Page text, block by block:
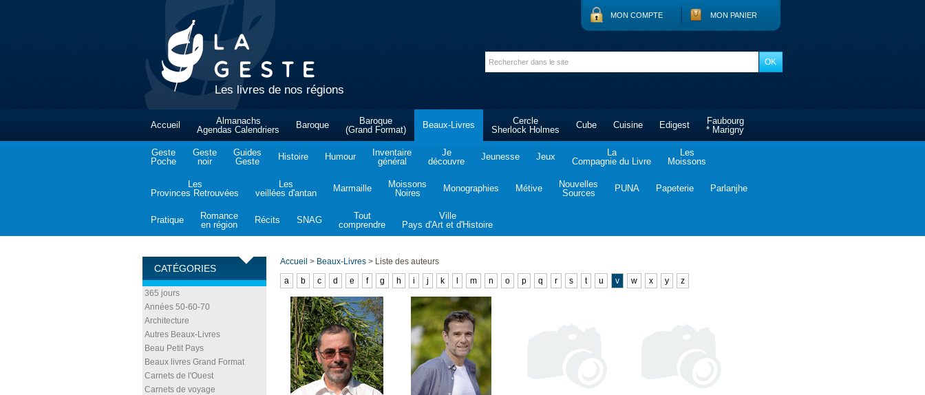
Les livres de nos régions
MON COMPTE MON PANIER
Accueil
Almanachs
Agendas Calendriers
Baroque
Baroque
(Grand Format)
Beaux-Livres
Cercle
Sherlock Holmes
Cube Cuisine Edigest
Faubourg
* Marigny
Geste
Poche
Geste
noir
Guides
Geste
Histoire Humour
Inventaire
général
Je
découvre
Jeunesse Jeux
La
Compagnie du Livre
Les
Moissons
Les
Provinces Retrouvées
Les
veillées d'antan
Marmaille
Moissons
Noires
Monographies Métive
Nouvelles
Sources
PUNA Papeterie Parlanjhe
Pratique
Romance
en région
Récits SNAG
Tout
comprendre
Ville
Pays d'Art et d'Histoire
CATÉGORIES
365 jours
Années 50-60-70
Architecture
Autres Beaux-Livres
Beau Petit Pays
Beaux livres Grand Format
Carnets de l'Ouest
Carnets de voyage
Accueil > Beaux-Livres > Liste des auteurs
a
b c d e f g h i j k m n o p q r s t u v w x y z